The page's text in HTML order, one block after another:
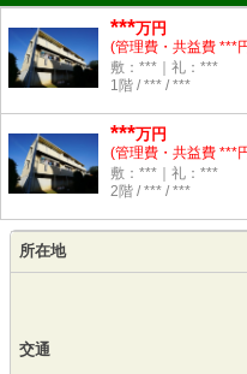
***万円
(管理費・共益費 ***
敷：***｜礼：***
1階 / *** / ***
***万円
(管理費・共益費 ***
敷：***｜礼：***
2階 / *** / ***
所在地
交通